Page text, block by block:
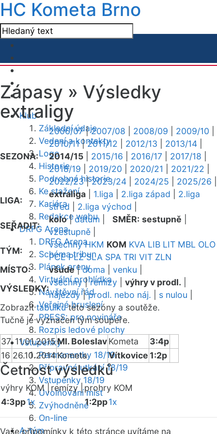
HC Kometa Brno
Klub
Základní údaje
Vedení a kontakty
Logo
Historie
Podrobná historie
Ke stažení
Kariéra
Redakce webu
DRFG Arena
DRFG Arena
Schéma tribun
Plánek areny
Virtuální prohlídka
Návštěvní řád
Veřejné bruslení
PRESS: pro novináře
Rozpis ledové plochy
Vstupenky
Permanentky 18/19
Přípravná utkání 18/19
Vstupenky 18/19
Uvolňování míst
Zvýhodněné
On-line
A-tým
Zápasy » Výsledky
extraligy
SEZONA:
2006/07|2007/08 2008/09 2009/10
2010/11|2011/12 2012/13 2013/14
2014/15
2015/16 2016/17 2017/18
2018/19
2019/20 2020/21 2021/22
2022/23|2023/24 2024/25 2025/26
LIGA:
extraliga 1.liga 2.liga západ
2.liga
střed
2.liga východ
SEŘADIT:
kolo|datum SMĚR: sestupně
vzestupně
TÝM:
všechny HKM KOM KVA LIB LIT MBL OLO
PCE PLZ SLA SPA TRI VIT ZLN
MÍSTO:
všude|doma venku
VÝSLEDKY:
všechny|remízy výhry v prodl.
nájezdy|prodl. nebo náj. s nulou
Zobrazittabulkutéto sezóny a soutěže.
Tučně je vyznačen tým soupeře.
37 11.01.2015Ml. BoleslavKometa
3:4p
16 26.10.2014Kometa Vítkovice 1:2p
Četnost výsledků
výhry KOM | remízy |prohry KOM
4:3pp1x 1:2pp1x
Vaše připomínky k této stránce uvítáme na